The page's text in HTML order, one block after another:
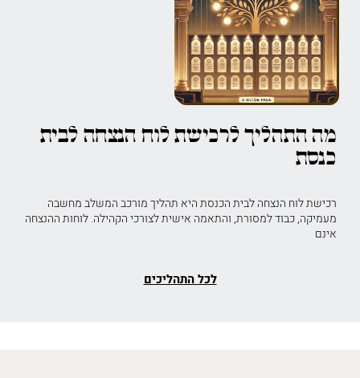
מה התהליך לרכישת לוח הנצחה לבית
כנסת
רכישת לוח הנצחה לבית הכנסת היא תהליך מורכב המשלב מחשבה
מעמיקה, כבוד למסורת, והתאמה אישית לצורכי הקהילה. לוחות ההנצחה
אינם
לכל התהליכים